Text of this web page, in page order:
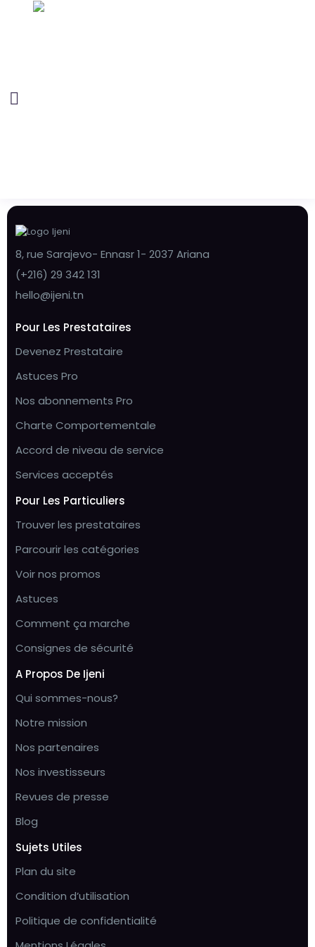
8, rue Sarajevo- Ennasr 1- 2037 Ariana
(+216) 29 342 131
hello@ijeni.tn
Pour Les Prestataires
Devenez Prestataire
Astuces Pro
Nos abonnements Pro
Charte Comportementale
Accord de niveau de service
Services acceptés
Pour Les Particuliers
Trouver les prestataires
Parcourir les catégories
Voir nos promos
Astuces
Comment ça marche
Consignes de sécurité
A Propos De Ijeni
Qui sommes-nous?
Notre mission
Nos partenaires
Nos investisseurs
Revues de presse
Blog
Sujets Utiles
Plan du site
Condition d’utilisation
Politique de confidentialité